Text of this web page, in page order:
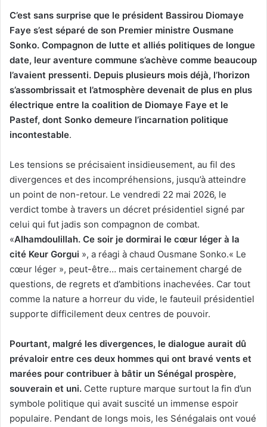
C’est sans surprise que le président Bassirou Diomaye
Faye s’est séparé de son Premier ministre Ousmane
Sonko. Compagnon de lutte et alliés politiques de longue
date, leur aventure commune s’achève comme beaucoup
l’avaient pressenti. Depuis plusieurs mois déjà, l’horizon
s’assombrissait et l’atmosphère devenait de plus en plus
électrique entre la coalition de Diomaye Faye et le
Pastef, dont Sonko demeure l’incarnation politique
incontestable.
Les tensions se précisaient insidieusement, au fil des
divergences et des incompréhensions, jusqu’à atteindre
un point de non-retour. Le vendredi 22 mai 2026, le
verdict tombe à travers un décret présidentiel signé par
celui qui fut jadis son compagnon de combat.
«Alhamdoulillah. Ce soir je dormirai le cœur léger à la
cité Keur Gorgui », a réagi à chaud Ousmane Sonko.« Le
cœur léger », peut-être… mais certainement chargé de
questions, de regrets et d’ambitions inachevées. Car tout
comme la nature a horreur du vide, le fauteuil présidentiel
supporte difficilement deux centres de pouvoir.
Pourtant, malgré les divergences, le dialogue aurait dû
prévaloir entre ces deux hommes qui ont bravé vents et
marées pour contribuer à bâtir un Sénégal prospère,
souverain et uni. Cette rupture marque surtout la fin d’un
symbole politique qui avait suscité un immense espoir
populaire. Pendant de longs mois, les Sénégalais ont voué